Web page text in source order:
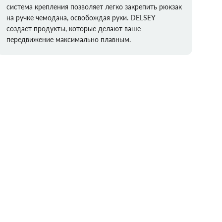
система крепления позволяет легко закрепить рюкзак
на ручке чемодана, освобождая руки. DELSEY
создает продукты, которые делают ваше
передвижение максимально плавным.